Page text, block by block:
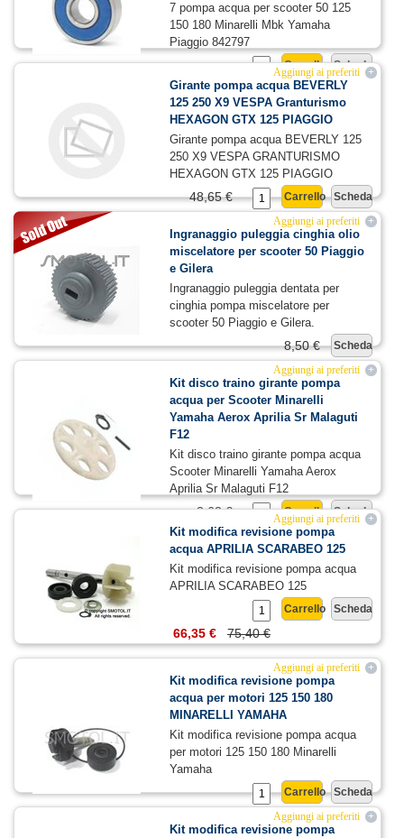
7 pompa acqua per scooter 50 125
150 180 Minarelli Mbk Yamaha
Piaggio 842797
Scheda
Carrello
5,00 €
4,40 €
+
Aggiungi ai preferiti
Girante pompa acqua BEVERLY
125 250 X9 VESPA Granturismo
HEXAGON GTX 125 PIAGGIO
Girante pompa acqua BEVERLY 125
250 X9 VESPA GRANTURISMO
HEXAGON GTX 125 PIAGGIO
Scheda
Carrello
48,65 €
+
Aggiungi ai preferiti
Ingranaggio puleggia cinghia olio
miscelatore per scooter 50 Piaggio
e Gilera
Ingranaggio puleggia dentata per
cinghia pompa miscelatore per
scooter 50 Piaggio e Gilera.
Scheda
8,50 €
+
Aggiungi ai preferiti
Kit disco traino girante pompa
acqua per Scooter Minarelli
Yamaha Aerox Aprilia Sr Malaguti
F12
Kit disco traino girante pompa acqua
Scooter Minarelli Yamaha Aerox
Aprilia Sr Malaguti F12
Scheda
Carrello
3,62 € +
Aggiungi ai preferiti
Kit modifica revisione pompa
acqua APRILIA SCARABEO 125
Kit modifica revisione pompa acqua
APRILIA SCARABEO 125
Scheda
Carrello
75,40 €
66,35 €
+
Aggiungi ai preferiti
Kit modifica revisione pompa
acqua per motori 125 150 180
MINARELLI YAMAHA
Kit modifica revisione pompa acqua
per motori 125 150 180 Minarelli
Yamaha
Scheda
Carrello
+
Aggiungi ai preferiti
Kit modifica revisione pompa